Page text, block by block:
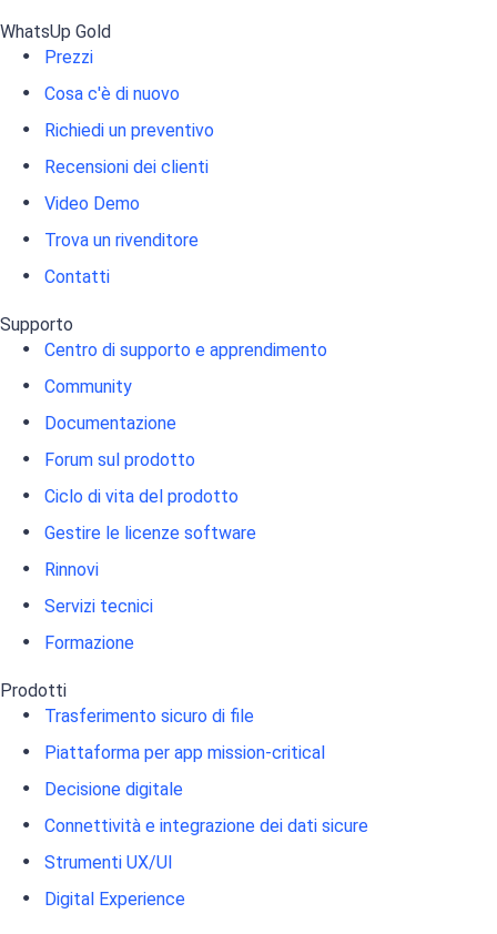
WhatsUp Gold
Prezzi
Cosa c'è di nuovo
Richiedi un preventivo
Recensioni dei clienti
Video Demo
Trova un rivenditore
Contatti
Supporto
Centro di supporto e apprendimento
Community
Documentazione
Forum sul prodotto
Ciclo di vita del prodotto
Gestire le licenze software
Rinnovi
Servizi tecnici
Formazione
Prodotti
Trasferimento sicuro di file
Piattaforma per app mission-critical
Decisione digitale
Connettività e integrazione dei dati sicure
Strumenti UX/UI
Digital Experience